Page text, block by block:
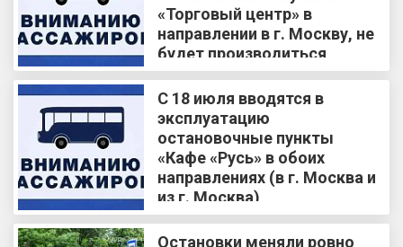
«Торговый центр» в
направлении в г. Москву, не
будет производиться
посадка и высадка
пассажиров
С 18 июля вводятся в
эксплуатацию
остановочные пункты
«Кафе «Русь» в обоих
направлениях (в г. Москва и
из г. Москва)
Остановки меняли ровно